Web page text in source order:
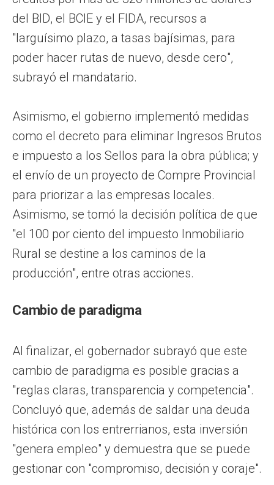
del BID, el BCIE y el FIDA, recursos a
"larguísimo plazo, a tasas bajísimas, para
poder hacer rutas de nuevo, desde cero",
subrayó el mandatario.
Asimismo, el gobierno implementó medidas
como el decreto para eliminar Ingresos Brutos
e impuesto a los Sellos para la obra pública; y
el envío de un proyecto de Compre Provincial
para priorizar a las empresas locales.
Asimismo, se tomó la decisión política de que
"el 100 por ciento del impuesto Inmobiliario
Rural se destine a los caminos de la
producción", entre otras acciones.
Cambio de paradigma
Al finalizar, el gobernador subrayó que este
cambio de paradigma es posible gracias a
"reglas claras, transparencia y competencia".
Concluyó que, además de saldar una deuda
histórica con los entrerrianos, esta inversión
"genera empleo" y demuestra que se puede
gestionar con "compromiso, decisión y coraje".